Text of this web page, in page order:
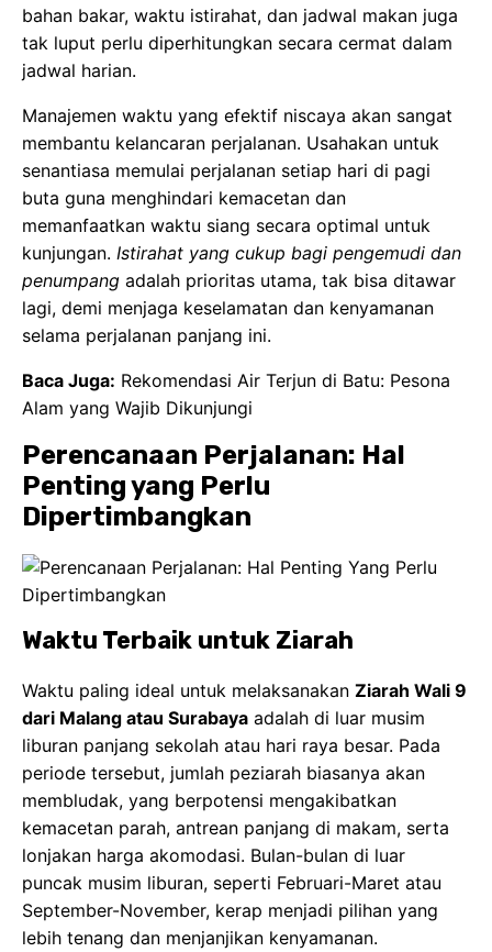
bahan bakar, waktu istirahat, dan jadwal makan juga
tak luput perlu diperhitungkan secara cermat dalam
jadwal harian.
Manajemen waktu yang efektif niscaya akan sangat
membantu kelancaran perjalanan. Usahakan untuk
senantiasa memulai perjalanan setiap hari di pagi
buta guna menghindari kemacetan dan
memanfaatkan waktu siang secara optimal untuk
kunjungan. Istirahat yang cukup bagi pengemudi dan
penumpang adalah prioritas utama, tak bisa ditawar
lagi, demi menjaga keselamatan dan kenyamanan
selama perjalanan panjang ini.
Baca Juga: Rekomendasi Air Terjun di Batu: Pesona
Alam yang Wajib Dikunjungi
Perencanaan Perjalanan: Hal
Penting yang Perlu
Dipertimbangkan
Waktu Terbaik untuk Ziarah
Waktu paling ideal untuk melaksanakan Ziarah Wali 9
dari Malang atau Surabaya adalah di luar musim
liburan panjang sekolah atau hari raya besar. Pada
periode tersebut, jumlah peziarah biasanya akan
membludak, yang berpotensi mengakibatkan
kemacetan parah, antrean panjang di makam, serta
lonjakan harga akomodasi. Bulan-bulan di luar
puncak musim liburan, seperti Februari-Maret atau
September-November, kerap menjadi pilihan yang
lebih tenang dan menjanjikan kenyamanan.